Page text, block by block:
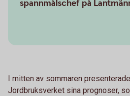
spannmålschef på
I mitten av sommaren
Jordbruksverket sina prognoser,